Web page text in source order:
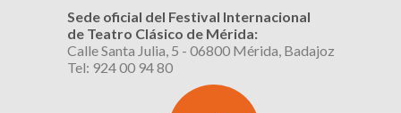
Sede oficial del Festival Internacional
de Teatro Clásico de Mérida:
Calle Santa Julia, 5 - 06800 Mérida, Badajoz
Tel: 924 00 94 80